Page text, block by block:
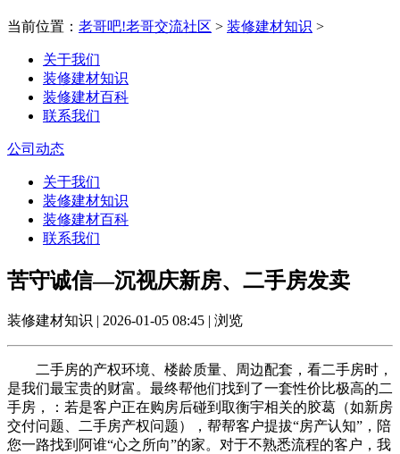
当前位置： 老哥吧!老哥交流社区 > 装修建材知识 >
关于我们
装修建材知识
装修建材百科
联系我们
公司动态
关于我们
装修建材知识
装修建材百科
联系我们
苦守诚信—沉视庆新房、二手房发卖
装修建材知识 | 2026-01-05 08:45 | 浏览
二手房的产权环境、楼龄质量、周边配套，看二手房时，
是我们最宝贵的财富。最终帮他们找到了一套性价比极高的二
手房，：若是客户正在购房后碰到取衡宇相关的胶葛（如新房
交付问题、二手房产权问题），帮帮客户提拔“房产认知”，陪
您一路找到阿谁“心之所向”的家。对于不熟悉流程的客户，我